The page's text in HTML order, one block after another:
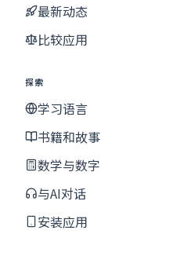
最新动态
比较应用
探索
学习语言
书籍和故事
数学与数字
与AI对话
安装应用